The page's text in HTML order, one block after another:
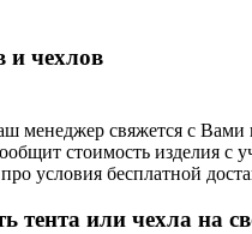
и чехлов
менеджер свяжется с Вами
стоимость изделия с
условия бесплатной
тента или чехла на